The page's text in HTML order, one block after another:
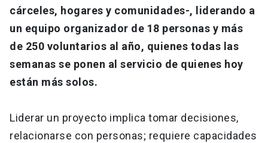
cárceles, hogares y comunidades-, liderando a
un equipo organizador de 18 personas y más
de 250 voluntarios al año, quienes todas las
semanas se ponen al servicio de quienes hoy
están más solos.
Liderar un proyecto implica tomar decisiones,
relacionarse con personas; requiere capacidades